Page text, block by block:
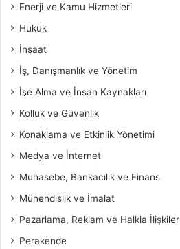
Enerji ve Kamu Hizmetleri
Hukuk
İnşaat
İş, Danışmanlık ve Yönetim
İşe Alma ve İnsan Kaynakları
Kolluk ve Güvenlik
Konaklama ve Etkinlik Yönetimi
Medya ve İnternet
Muhasebe, Bankacılık ve Finans
Mühendislik ve İmalat
Pazarlama, Reklam ve Halkla İlişkiler
Perakende